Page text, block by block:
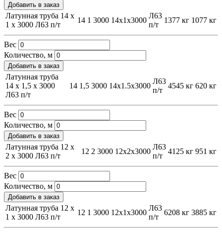
Добавить в заказ
Латунная труба 14 х
1 х 3000 Л63 п/т
14 1 3000 14х1х3000
Л63
п/т
1377 кг 1077 кг
Вес
Количество, м
Добавить в заказ
Латунная труба
14 х 1,5 х 3000
Л63 п/т
14 1,5 3000 14х1.5х3000
Л63
п/т
4545 кг 620 кг
Вес
Количество, м
Добавить в заказ
Латунная труба 12 х
2 х 3000 Л63 п/т
12 2 3000 12х2х3000
Л63
п/т
4125 кг 951 кг
Вес
Количество, м
Добавить в заказ
Латунная труба 12 х
1 х 3000 Л63 п/т
12 1 3000 12х1х3000
Л63
п/т
6208 кг 3885 кг